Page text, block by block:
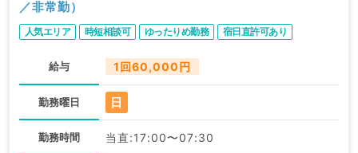
／非常勤）
人気エリア 時短相談可 ゆったりめ勤務 宿日直許可あり
給与 1回60,000円
勤務曜日 日
勤務時間 当直:17:00〜07:30